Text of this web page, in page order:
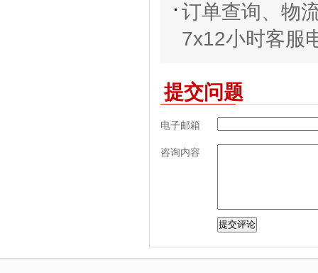
订单查询、物
7x12小时客服
提交问题
电子邮箱
咨询内容